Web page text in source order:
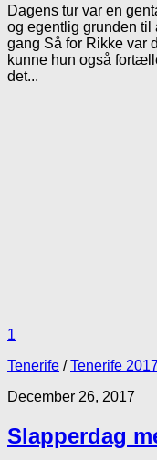
Dagens tur var en
og egentlig grunden til
gang Så for Rikke var
kunne hun også
det...
1
Tenerife /Tenerife 2017
December 26, 2017
Slapperdag